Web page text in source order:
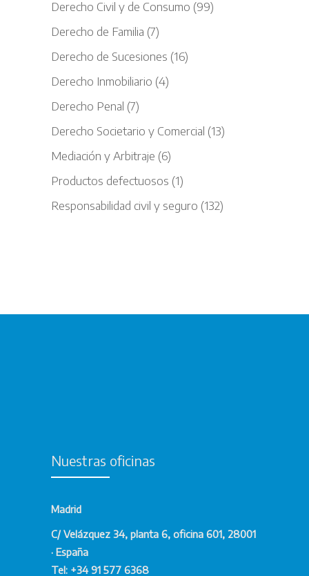
Derecho Civil y de Consumo (99)
Derecho de Familia (7)
Derecho de Sucesiones (16)
Derecho Inmobiliario (4)
Derecho Penal (7)
Derecho Societario y Comercial (13)
Mediación y Arbitraje (6)
Productos defectuosos (1)
Responsabilidad civil y seguro (132)
Nuestras oficinas
Madrid
C/ Velázquez 34, planta 6, oficina 601, 28001
· España
Tel: +34 91 577 6368